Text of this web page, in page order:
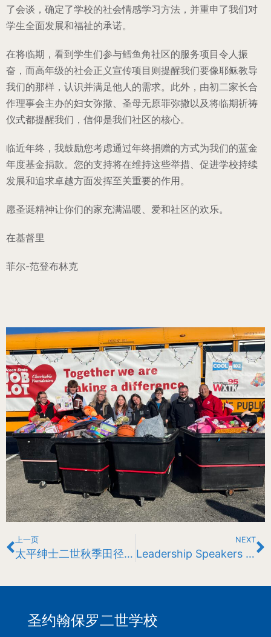
了会谈，确定了学校的社会情感学习方法，并重申了我们对
学生全面发展和福祉的承诺。
在将临期，看到学生们参与鳕鱼角社区的服务项目令人振
奋，而高年级的社会正义宣传项目则提醒我们要像耶稣教导
我们的那样，认识并满足他人的需求。此外，由初二家长合
作理事会主办的妇女弥撒、圣母无原罪弥撒以及将临期祈祷
仪式都提醒我们，信仰是我们社区的核心。
临近年终，我鼓励您考虑通过年终捐赠的方式为我们的蓝金
年度基金捐款。您的支持将在维持这些举措、促进学校持续
发展和追求卓越方面发挥至关重要的作用。
愿圣诞精神让你们的家充满温暖、爱和社区的欢乐。
在基督里
菲尔-范登布林克
上一页
太平绅士二世秋季田径运动会创纪录
NEXT
Leadership Speakers for Second Quarter
圣约翰保罗二世学校